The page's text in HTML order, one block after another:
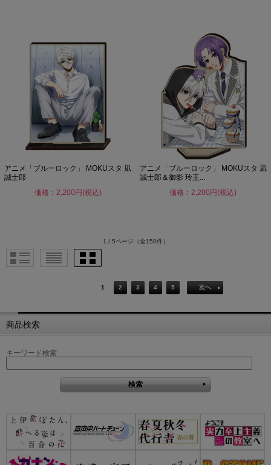
アニメ「ブルーロック」 MOKUスタ 凪
誠士郎
価格：2,200円(税込)
アニメ「ブルーロック」 MOKUスタ 凪
誠士郎＆御影 玲王...
価格：2,200円(税込)
1 / 5ページ （全150件）
1 2 3 4 5 次へ
商品検索
キーワード検索